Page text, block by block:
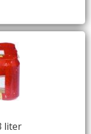
liter